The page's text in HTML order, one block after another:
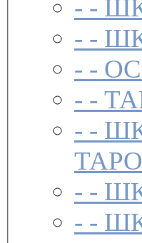
- -
- -
- -
- -
- -
ТАРО
- -
- -